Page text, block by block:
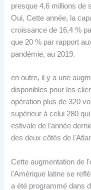
presque 4,6 millions de
Oui, Cette année, la
croissance de 16,4 %
que 20 % par rapport
pandémie, au 2019.
en outre, il y a une
disponibles pour les
opération plus de 320
supérieur à celui 280
estivale de l'année
des deux côtés de
Cette augmentation de
l'Amérique latine se
a été programmé dans